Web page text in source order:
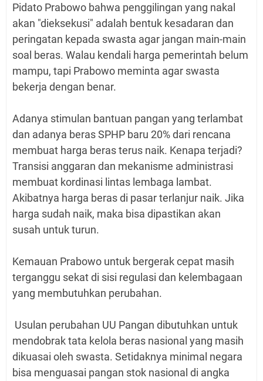
Pidato Prabowo bahwa penggilingan yang nakal
akan "dieksekusi" adalah bentuk kesadaran dan
peringatan kepada swasta agar jangan main-main
soal beras. Walau kendali harga pemerintah belum
mampu, tapi Prabowo meminta agar swasta
bekerja dengan benar.
Adanya stimulan bantuan pangan yang terlambat
dan adanya beras SPHP baru 20% dari rencana
membuat harga beras terus naik. Kenapa terjadi?
Transisi anggaran dan mekanisme administrasi
membuat kordinasi lintas lembaga lambat.
Akibatnya harga beras di pasar terlanjur naik. Jika
harga sudah naik, maka bisa dipastikan akan
susah untuk turun.
Kemauan Prabowo untuk bergerak cepat masih
terganggu sekat di sisi regulasi dan kelembagaan
yang membutuhkan perubahan.
Usulan perubahan UU Pangan dibutuhkan untuk
mendobrak tata kelola beras nasional yang masih
dikuasai oleh swasta. Setidaknya minimal negara
bisa menguasai pangan stok nasional di angka